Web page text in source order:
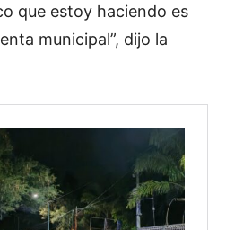
que estoy haciendo es
municipal”, dijo la